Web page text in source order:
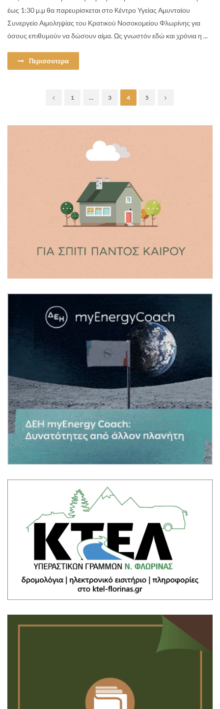
έως 1:30 μ.μ θα παρευρίσκεται στο Κέντρο Υγείας Αμυνταίου
Συνεργείο Αιμοληψίας του Κρατικού Νοσοκομείου Φλωρίνης για
όσους επιθυμούν να δώσουν αίμα. Ως γνωστόν εδώ και χρόνια η ...
Περισσοτερα
1 … 3 4 5